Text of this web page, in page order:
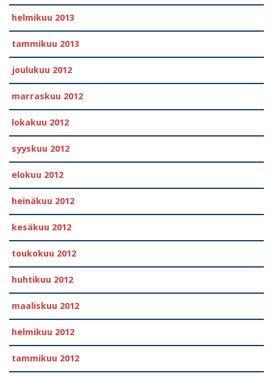
helmikuu 2013
tammikuu 2013
joulukuu 2012
marraskuu 2012
lokakuu 2012
syyskuu 2012
elokuu 2012
heinäkuu 2012
kesäkuu 2012
toukokuu 2012
huhtikuu 2012
maaliskuu 2012
helmikuu 2012
tammikuu 2012